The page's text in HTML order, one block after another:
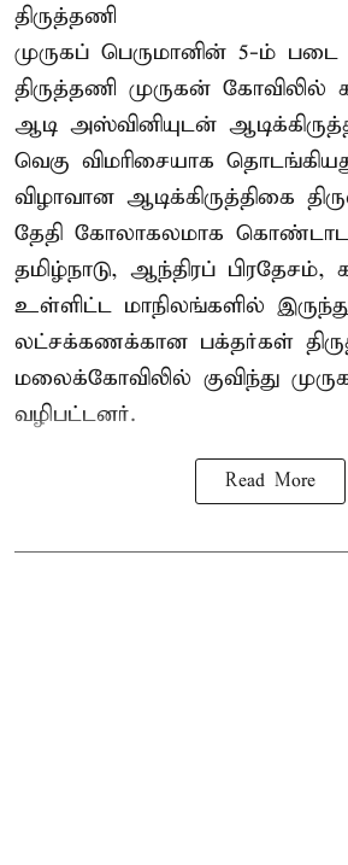
திருத்தணி
முருகப் பெருமானின் 5-ம்
திருத்தணி முருகன் கோவிலில்
ஆடி அஸ்வினியுடன்
வெகு விமரிசையாக
விழாவான ஆடிக்கிருத்திகை
தேதி கோலாகலமாக
தமிழ்நாடு, ஆந்திரப் பிரதேசம்,
உள்ளிட்ட மாநிலங்களில்
லட்சக்கணக்கான பக்தர்கள்
மலைக்கோவிலில் குவிந்து
வழிபட்டனர்.
Read More